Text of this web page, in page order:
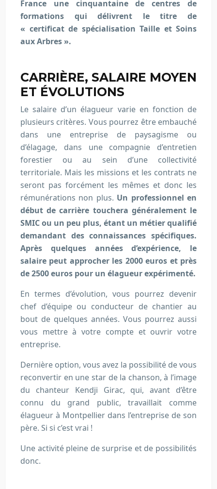
France une cinquantaine de centres de
formations qui délivrent le titre de
« certificat de spécialisation Taille et Soins
aux Arbres ».
CARRIÈRE, SALAIRE MOYEN
ET ÉVOLUTIONS
Le salaire d’un élagueur varie en fonction de
plusieurs critères. Vous pourrez être embauché
dans une entreprise de paysagisme ou
d’élagage, dans une compagnie d’entretien
forestier ou au sein d’une collectivité
territoriale. Mais les missions et les contrats ne
seront pas forcément les mêmes et donc les
rémunérations non plus. Un professionnel en
début de carrière touchera généralement le
SMIC ou un peu plus, étant un métier qualifié
demandant des connaissances spécifiques.
Après quelques années d’expérience, le
salaire peut approcher les 2000 euros et près
de 2500 euros pour un élagueur expérimenté.
En termes d’évolution, vous pourrez devenir
chef d’équipe ou conducteur de chantier au
bout de quelques années. Vous pourrez aussi
vous mettre à votre compte et ouvrir votre
entreprise.
Dernière option, vous avez la possibilité de vous
reconvertir en une star de la chanson, à l’image
du chanteur Kendji Girac, qui, avant d’être
connu du grand public, travaillait comme
élagueur à Montpellier dans l’entreprise de son
père. Si si c’est vrai !
Une activité pleine de surprise et de possibilités
donc.